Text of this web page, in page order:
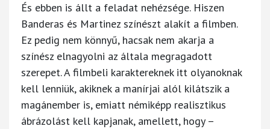
És ebben is állt a feladat nehézsége. Hiszen
Banderas és Martinez színészt alakít a filmben.
Ez pedig nem könnyű, hacsak nem akarja a
színész elnagyolni az általa megragadott
szerepet. A filmbeli karaktereknek itt olyanoknak
kell lenniük, akiknek a manírjai alól kilátszik a
magánember is, emiatt némiképp realisztikus
ábrázolást kell kapjanak, amellett, hogy –